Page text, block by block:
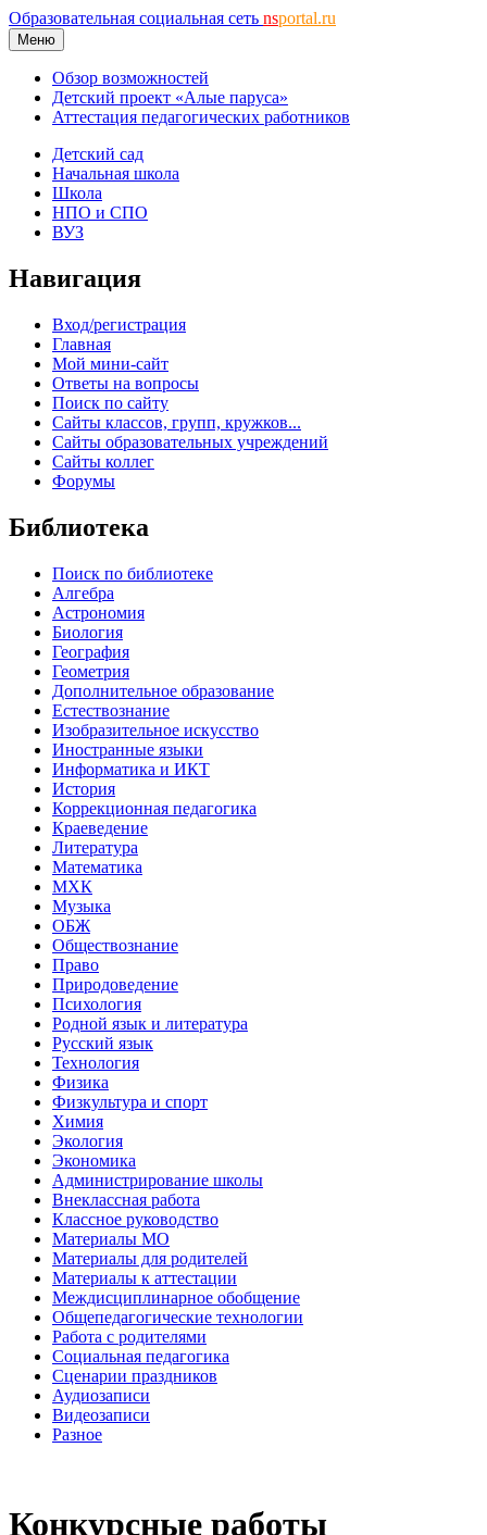
Образовательная социальная сеть nsportal.ru
Меню
Обзор возможностей
Детский проект «Алые паруса»
Аттестация педагогических работников
Детский сад
Начальная школа
Школа
НПО и СПО
ВУЗ
Навигация
Вход/регистрация
Главная
Мой мини-сайт
Ответы на вопросы
Поиск по сайту
Сайты классов, групп, кружков...
Сайты образовательных учреждений
Сайты коллег
Форумы
Библиотека
Поиск по библиотеке
Алгебра
Астрономия
Биология
География
Геометрия
Дополнительное образование
Естествознание
Изобразительное искусство
Иностранные языки
Информатика и ИКТ
История
Коррекционная педагогика
Краеведение
Литература
Математика
МХК
Музыка
ОБЖ
Обществознание
Право
Природоведение
Психология
Родной язык и литература
Русский язык
Технология
Физика
Физкультура и спорт
Химия
Экология
Экономика
Администрирование школы
Внеклассная работа
Классное руководство
Материалы МО
Материалы для родителей
Материалы к аттестации
Междисциплинарное обобщение
Общепедагогические технологии
Работа с родителями
Социальная педагогика
Сценарии праздников
Аудиозаписи
Видеозаписи
Разное
Конкурсные работы